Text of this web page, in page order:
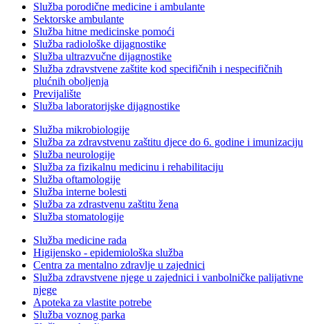
Služba porodične medicine i ambulante
Sektorske ambulante
Služba hitne medicinske pomoći
Služba radiološke dijagnostike
Služba ultrazvučne dijagnostike
Služba zdravstvene zaštite kod specifičnih i nespecifičnih
plućnih oboljenja
Previjalište
Služba laboratorijske dijagnostike
Služba mikrobiologije
Služba za zdravstvenu zaštitu djece do 6. godine i imunizaciju
Služba neurologije
Služba za fizikalnu medicinu i rehabilitaciju
Služba oftamologije
Služba interne bolesti
Služba za zdrastvenu zaštitu žena
Služba stomatologije
Služba medicine rada
Higijensko - epidemiološka služba
Centra za mentalno zdravlje u zajednici
Služba zdravstvene njege u zajednici i vanbolničke palijativne
njege
Apoteka za vlastite potrebe
Služba voznog parka